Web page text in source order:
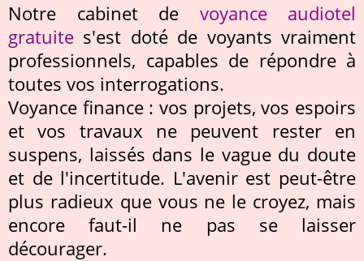
Notre cabinet de voyance audiotel
gratuite s'est doté de voyants vraiment
professionnels, capables de répondre à
toutes vos interrogations.
Voyance finance : vos projets, vos espoirs
et vos travaux ne peuvent rester en
suspens, laissés dans le vague du doute
et de l'incertitude. L'avenir est peut-être
plus radieux que vous ne le croyez, mais
encore faut-il ne pas se laisser
décourager.